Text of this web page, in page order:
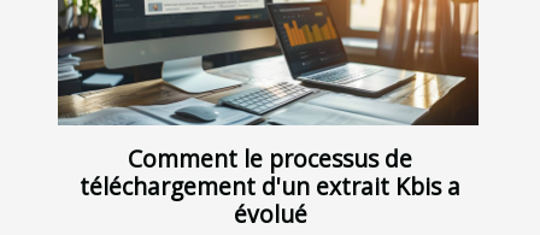
Comment le processus de
téléchargement d'un extrait Kbis a
évolué